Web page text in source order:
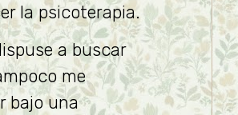
la psicoterapia.
a buscar
me
bajo una